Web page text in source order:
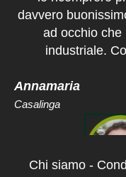
industriale.
Annamaria
In vacanza in
Chi siamo -